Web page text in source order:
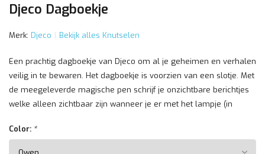
Djeco Dagboekje
Merk: Djeco Bekijk alles Knutselen
Een prachtig dagboekje van Djeco om al je geheimen en verhalen
veilig in te bewaren. Het dagboekje is voorzien van een slotje. Met
de meegeleverde magische pen schrijf je onzichtbare berichtjes
welke alleen zichtbaar zijn wanneer je er met het lampje (in
Color: *